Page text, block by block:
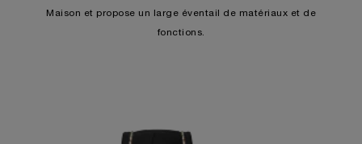
Maison et propose un large éventail de matériaux et de
fonctions.